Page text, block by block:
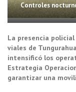
Controles
La presencia
viales de
intensificó los
Estrategia
garantizar una